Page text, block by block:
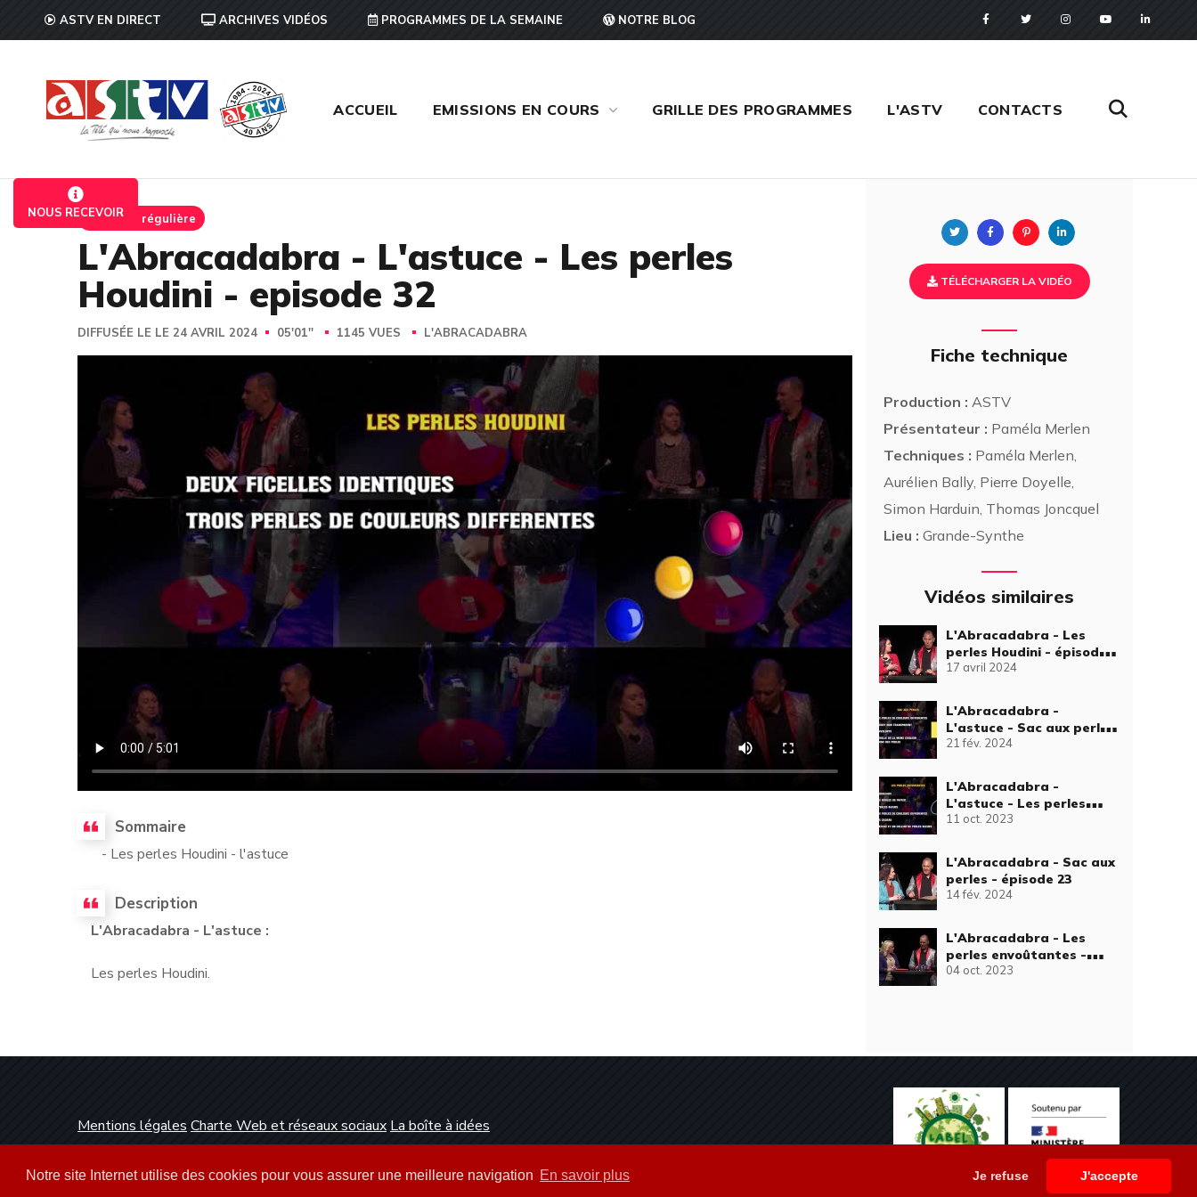
Notre site Internet utilise des cookies pour vous assurer une meilleure navigation En savoir plus Je refuse J'accepte
ASTV EN DIRECT ARCHIVES VIDÉOS PROGRAMMES DE LA SEMAINE NOTRE BLOG
ACCUEIL EMISSIONS EN COURS GRILLE DES PROGRAMMES L'ASTV CONTACTS
NOUS RECEVOIREmission régulière
L'Abracadabra - L'astuce - Les perles
Houdini - episode 32
DIFFUSÉE LE LE 24 AVRIL 2024 05'01'' 1145 VUES L'ABRACADABRA
Sommaire
- Les perles Houdini - l'astuce
Description
L'Abracadabra - L'astuce :
Les perles Houdini.
Twitter FacebookPinterest
TÉLÉCHARGER LA VIDÉO
Fiche technique
Production : ASTV
Présentateur : Paméla Merlen
Techniques : Paméla Merlen,
Aurélien Bally, Pierre Doyelle,
Simon Harduin, Thomas Joncquel
Lieu : Grande-Synthe
Vidéos similaires
L'Abracadabra - Les
perles Houdini - épisode
32
17 avril 2024
L'Abracadabra -
L'astuce - Sac aux perles
- épisode 23
21 fév. 2024
L'Abracadabra -
L'astuce - Les perles
envoûtantes - épisode 4
11 oct. 2023
L'Abracadabra - Sac aux
perles - épisode 23
14 fév. 2024
L'Abracadabra - Les
perles envoûtantes -
épisode 4
04 oct. 2023
Mentions légales Charte Web et réseaux sociaux La boîte à idées